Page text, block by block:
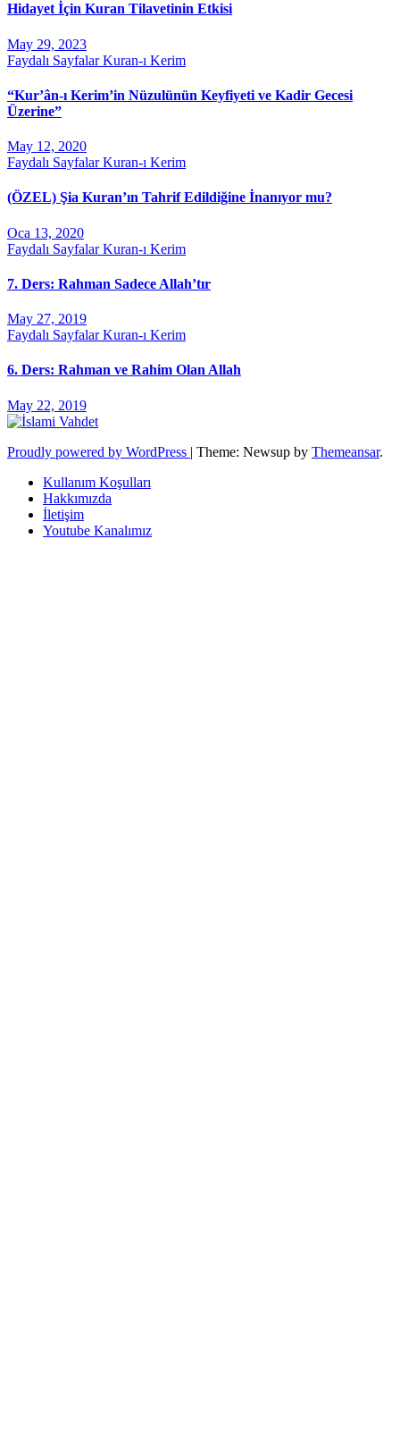
Hidayet İçin Kuran Tilavetinin Etkisi
May 29, 2023
Faydalı SayfalarKuran-ı Kerim
“Kur’ân-ı Kerim’in Nüzulünün Keyfiyeti ve Kadir Gecesi
Üzerine”
May 12, 2020
Faydalı SayfalarKuran-ı Kerim
(ÖZEL) Şia Kuran’ın Tahrif Edildiğine İnanıyor mu?
Oca 13, 2020
Faydalı SayfalarKuran-ı Kerim
7. Ders: Rahman Sadece Allah’tır
May 27, 2019
Faydalı SayfalarKuran-ı Kerim
6. Ders: Rahman ve Rahim Olan Allah
May 22, 2019
Proudly powered by WordPress | Theme: Newsup by Themeansar.
Kullanım Koşulları
Hakkımızda
İletişim
Youtube Kanalımız